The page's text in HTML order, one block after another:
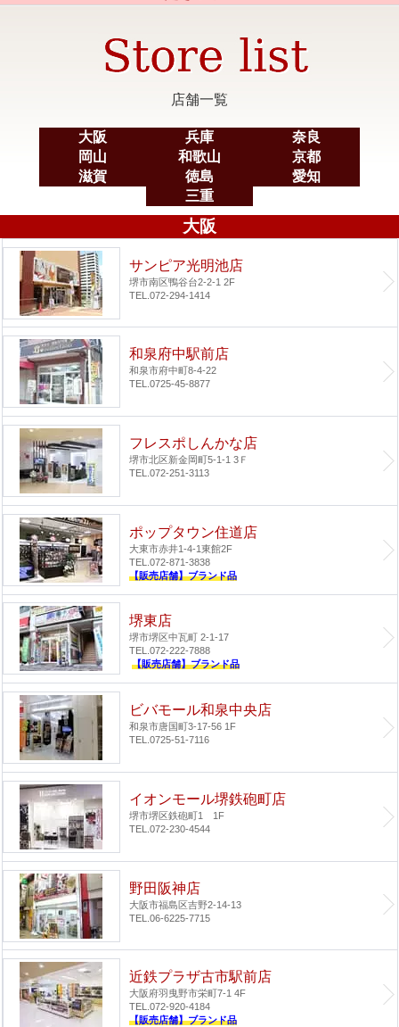
店舗一覧
大阪 兵庫
奈良
岡山
和歌山
京都
滋賀
徳島
愛知
三重
大阪
サンピア光明池店
堺市南区鴨谷台2-2-1 2F
TEL.072-294-1414
和泉府中駅前店
和泉市府中町8-4-22
TEL.0725-45-8877
フレスポしんかな店
堺市北区新金岡町5-1-1 3Ｆ
TEL.072-251-3113
ポップタウン住道店
大東市赤井1-4-1東館2F
TEL.072-871-3838
【販売店舗】ブランド品
堺東店
堺市堺区中瓦町 2-1-17
TEL.072-222-7888
【販売店舗】ブランド品
ビバモール和泉中央店
和泉市唐国町3-17-56 1F
TEL.0725-51-7116
イオンモール堺鉄砲町店
堺市堺区鉄砲町1 1F
TEL.072-230-4544
野田阪神店
大阪市福島区吉野2-14-13
TEL.06-6225-7715
近鉄プラザ古市駅前店
大阪府羽曳野市栄町7-1 4F
TEL.072-920-4184
【販売店舗】ブランド品